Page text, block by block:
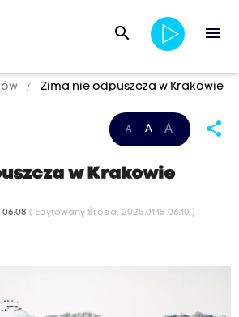
search menu
Zima nie odpuszcza w Krakowie
A A A share
w Krakowie
06:08 ( Edytowany Środa, 2025.01.15 06:10 )